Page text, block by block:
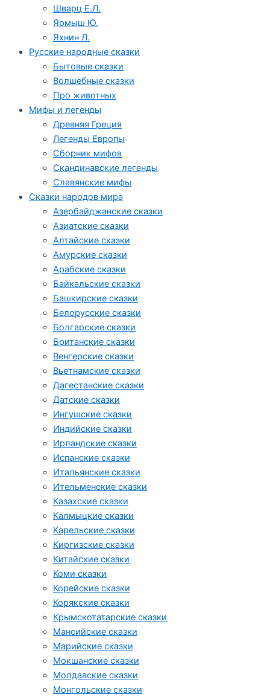
Шварц Е.Л.
Ярмыш Ю.
Яхнин Л.
Русские народные сказки
Бытовые сказки
Волшебные сказки
Про животных
Мифы и легенды
Древняя Греция
Легенды Европы
Сборник мифов
Скандинавские легенды
Славянские мифы
Сказки народов мира
Азербайджанские сказки
Азиатские сказки
Алтайские сказки
Амурские сказки
Арабские сказки
Байкальские сказки
Башкирские сказки
Белорусские сказки
Болгарские сказки
Британские сказки
Венгерские сказки
Вьетнамские сказки
Дагестанские сказки
Датские сказки
Ингушские сказки
Индийские сказки
Ирландские сказки
Испанские сказки
Итальянские сказки
Ительменские сказки
Казахские сказки
Калмыцкие сказки
Карельские сказки
Киргизские сказки
Китайские сказки
Коми сказки
Корейские сказки
Корякские сказки
Крымскотатарские сказки
Мансийские сказки
Марийские сказки
Мокшанские сказки
Молдавские сказки
Монгольские сказки